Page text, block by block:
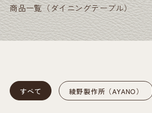
商品一覧（ダイニングテーブル）
すべて 綾野製作所（AYANO）